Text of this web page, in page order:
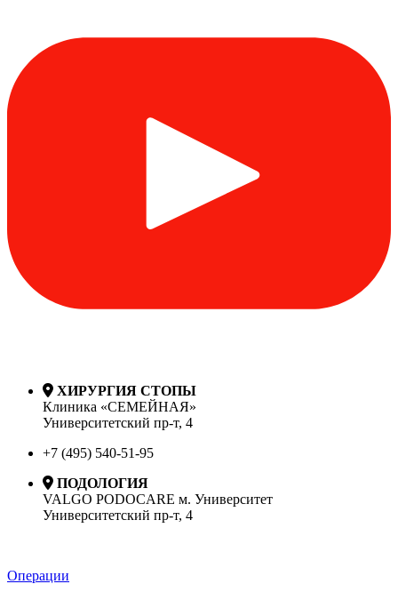
ХИРУРГИЯ СТОПЫ
Клиника «СЕМЕЙНАЯ»
Университетский пр-т, 4
+7 (495) 540-51-95
ПОДОЛОГИЯ
VALGO PODOCARE м. Университет
Университетский пр-т, 4
Операции